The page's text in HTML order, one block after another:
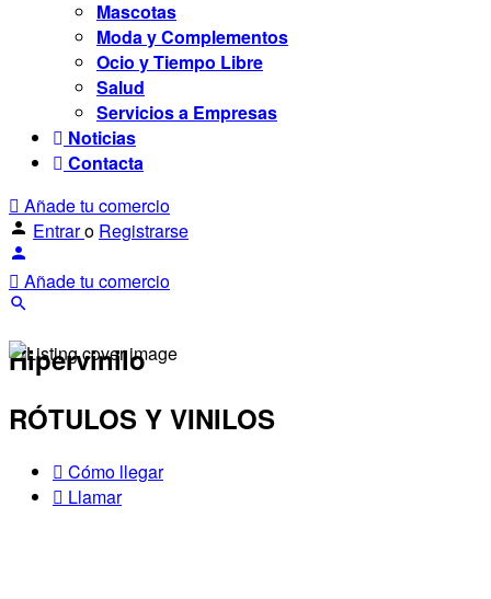
Mascotas
Moda y Complementos
Ocio y Tiempo Libre
Salud
Servicios a Empresas
Noticias
Contacta
Añade tu comercio
Entraro Registrarse
Añade tu comercio
Hipervinilo
RÓTULOS Y VINILOS
Cómo llegar
Llamar